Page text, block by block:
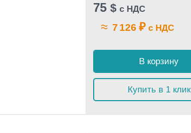
75 $ с НДС
≈ 7 126 ₽ с НДС
В корзину
Купить в 1 клик